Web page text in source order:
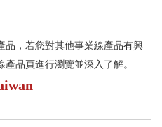
品，若您對其他事業線產品有興
品頁進行瀏覽並深入了解。